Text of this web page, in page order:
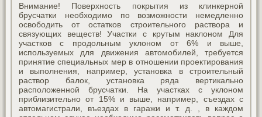
Внимание! Поверхность покрытия из клинкерной
брусчатки необходимо по возможности немедленно
освободить от остатков строительного раствора и
связующих веществ! Участки с крутым наклоном Для
участков с продольным уклоном от 6% и выше,
используемых для движения автомобилей, требуется
принятие специальных мер в отношении проектирования
и выполнения, например, установка в строительный
раствор балок, установка ряда вертикально
расположенной брусчатки. На участках с уклоном
приблизительно от 15% и выше, например, съездах с
автомагистрали, въездах в гаражи и т. д. , в каждом